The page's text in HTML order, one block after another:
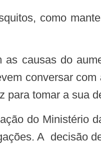
conversar
para tomar a sua
A decisão